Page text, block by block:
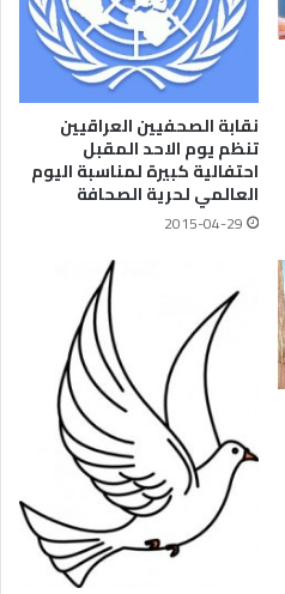
نقابة الصحفيين العراقيين
تنظم يوم الاحد المقبل
احتفالية كبيرة لمناسبة اليوم
العالمي لحرية الصحافة
2015-04-29